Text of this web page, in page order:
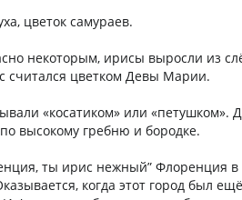
цветок самураев.
некоторым, ирисы выросли из
считался цветком Девы Марии.
«косатиком» или «петушком».
высокому гребню и бородке.
ты ирис нежный” Флоренция в
когда этот город был